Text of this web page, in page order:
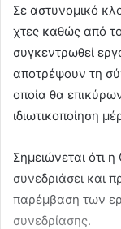
Σε αστυνομικό
χτες καθώς από
συγκεντρωθεί
αποτρέψουν τη
οποία θα
ιδιωτικοποίηση
Σημειώνεται ότι
συνεδριάσει και
παρέμβαση των
συνεδρίασης.